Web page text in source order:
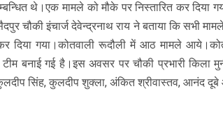
थे।एक मामले को मौके पर निस्तारित कर दिया
चौकी इंचार्ज देवेन्द्रनाथ राय ने बताया कि सभी
दिया गया।कोतवाली रूदौली में आठ मामले
बनाई गई है।इस अवसर पर चौकी प्रभारी किला
सिंह, कुलदीप शुक्ला, अंकित श्रीवास्तव, आनंद दूबे